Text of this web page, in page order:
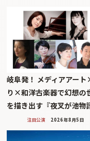
岐阜発！ メディアアー
り×和洋古楽器で幻想の
を描き出す『夜叉が池物
注目公演 2026年8月5日